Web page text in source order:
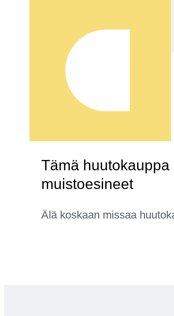
Tämä
muistoesineet
Älä koskaan missaa